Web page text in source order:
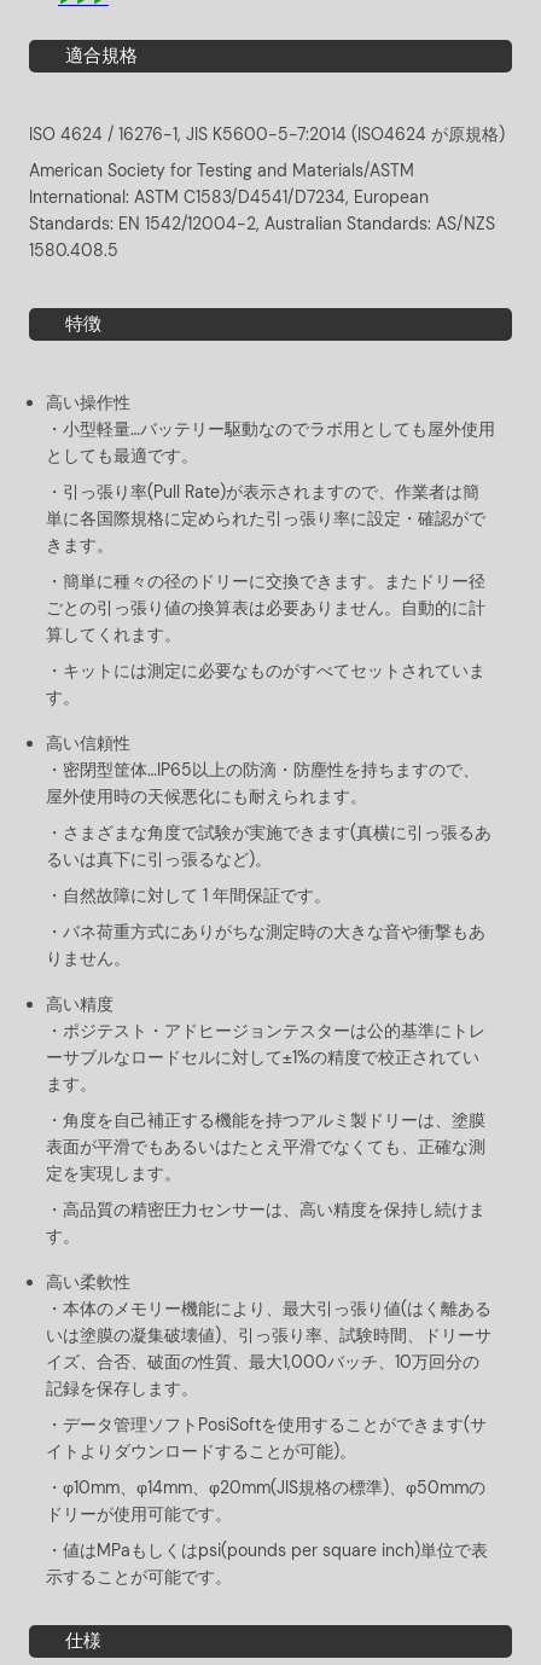
適合規格
ISO 4624 / 16276-1, JIS K5600-5-7:2014 (ISO4624 が原規格)
American Society for Testing and Materials/ASTM
International: ASTM C1583/D4541/D7234, European
Standards: EN 1542/12004-2, Australian Standards: AS/NZS
1580.408.5
特徴
高い操作性
小型軽量…バッテリー駆動なのでラボ用としても屋外使用
としても最適です。
引っ張り率(Pull Rate)が表示されますので、作業者は簡
単に各国際規格に定められた引っ張り率に設定・確認がで
きます。
簡単に種々の径のドリーに交換できます。またドリー径
ごとの引っ張り値の換算表は必要ありません。自動的に計
算してくれます。
キットには測定に必要なものがすべてセットされていま
す。
高い信頼性
密閉型筐体…IP65以上の防滴・防塵性を持ちますので、
屋外使用時の天候悪化にも耐えられます。
さまざまな角度で試験が実施できます(真横に引っ張るあ
るいは真下に引っ張るなど)。
自然故障に対して 1 年間保証です。
バネ荷重方式にありがちな測定時の大きな音や衝撃もあ
りません。
高い精度
ポジテスト・アドヒージョンテスターは公的基準にトレ
ーサブルなロードセルに対して±1%の精度で校正されてい
ます。
角度を自己補正する機能を持つアルミ製ドリーは、塗膜
表面が平滑でもあるいはたとえ平滑でなくても、正確な測
定を実現します。
高品質の精密圧力センサーは、高い精度を保持し続けま
す。
高い柔軟性
本体のメモリー機能により、最大引っ張り値(はく離ある
いは塗膜の凝集破壊値)、引っ張り率、試験時間、ドリーサ
イズ、合否、破面の性質、最大1,000バッチ、10万回分の
記録を保存します。
データ管理ソフトPosiSoftを使用することができます(サ
イトよりダウンロードすることが可能)。
φ10mm、φ14mm、φ20mm(JIS規格の標準)、φ50mmの
ドリーが使用可能です。
値はMPaもしくはpsi(pounds per square inch)単位で表
示することが可能です。
仕様